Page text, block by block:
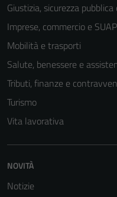
Giustizia, sicurezza
Imprese, commercio e SUAP
Mobilità e trasporti
Salute, benessere e
Tributi, finanze e
Turismo
Vita lavorativa
NOVITÀ
Notizie